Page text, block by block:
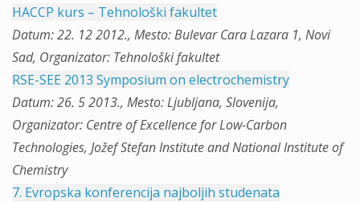
HACCP kurs – Tehnološki fakultet
Datum: 22. 12 2012., Mesto: Bulevar Cara Lazara 1, Novi
Sad, Organizator: Tehnološki fakultet
RSE-SEE 2013 Symposium on electrochemistry
Datum: 26. 5 2013., Mesto: Ljubljana, Slovenija,
Organizator: Centre of Excellence for Low-Carbon
Technologies, Jožef Stefan Institute and National Institute of
Chemistry
7. Evropska konferencija najboljih studenata